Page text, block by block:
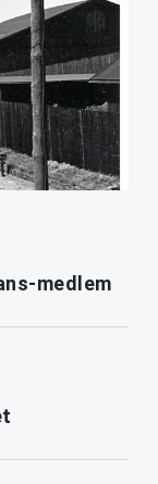
medlem